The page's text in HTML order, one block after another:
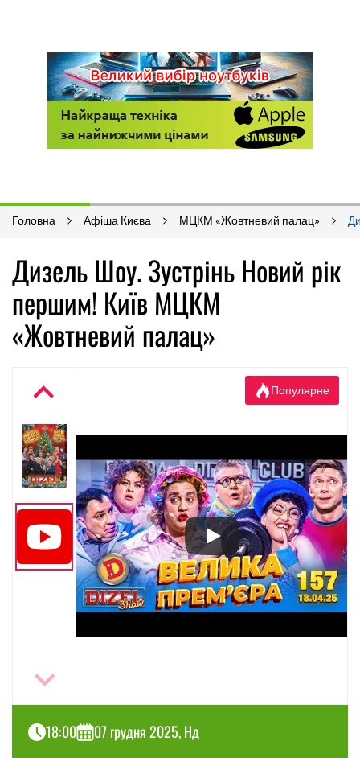
Головна Афіша Києва МЦКМ «Жовтневий палац»
Дизель Шоу. Зустрінь Новий рік
першим! Київ МЦКМ
«Жовтневий палац»
Популярне
18:00 07 грудня 2025, Нд